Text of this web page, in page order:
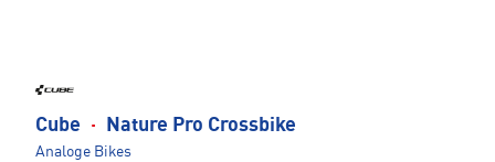
Cube · Nature Pro Crossbike
Analoge Bikes